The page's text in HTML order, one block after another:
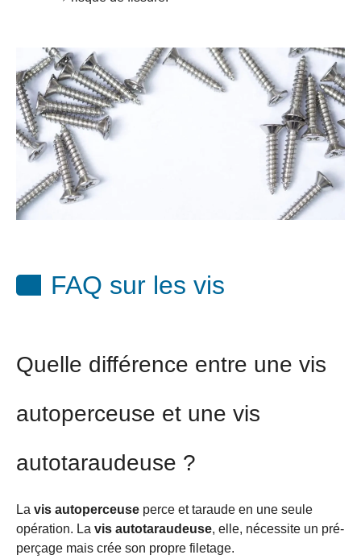
FAQ sur les vis
Quelle différence entre une vis
autoperceuse et une vis
autotaraudeuse ?
La vis autoperceuse perce et taraude en une seule
opération. La vis autotaraudeuse, elle, nécessite un pré-
perçage mais crée son propre filetage.